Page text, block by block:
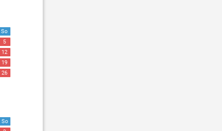
So
5
12
19
26
So